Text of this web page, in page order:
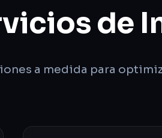
de
a medida para